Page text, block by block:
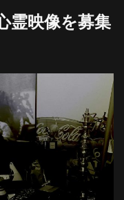
霊映像を募集